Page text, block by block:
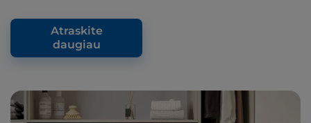
Atraskite
daugiau